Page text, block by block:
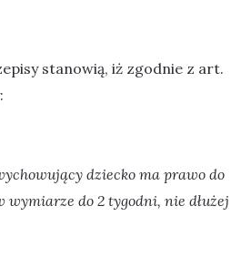
stanowią, iż zgodnie z art.
dziecko ma prawo do
wymiarze do 2 tygodni, nie dłużej